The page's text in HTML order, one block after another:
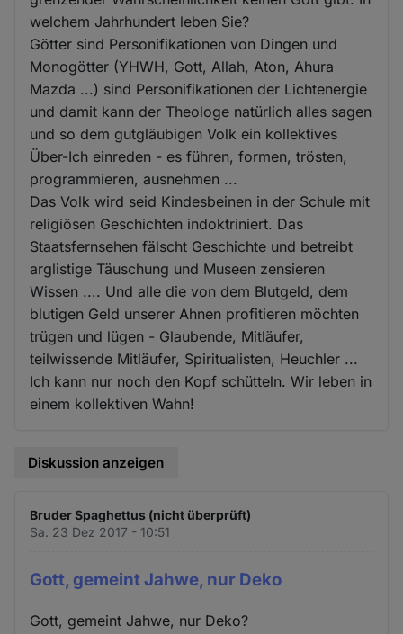
welchem Jahrhundert leben Sie?
Götter sind Personifikationen von Dingen und
Monogötter (YHWH, Gott, Allah, Aton, Ahura
Mazda ...) sind Personifikationen der Lichtenergie
und damit kann der Theologe natürlich alles sagen
und so dem gutgläubigen Volk ein kollektives
Über-Ich einreden - es führen, formen, trösten,
programmieren, ausnehmen ...
Das Volk wird seid Kindesbeinen in der Schule mit
religiösen Geschichten indoktriniert. Das
Staatsfernsehen fälscht Geschichte und betreibt
arglistige Täuschung und Museen zensieren
Wissen .... Und alle die von dem Blutgeld, dem
blutigen Geld unserer Ahnen profitieren möchten
trügen und lügen - Glaubende, Mitläufer,
teilwissende Mitläufer, Spiritualisten, Heuchler ...
Ich kann nur noch den Kopf schütteln. Wir leben in
einem kollektiven Wahn!
Diskussion anzeigen
Bruder Spaghettus (nicht überprüft)
Sa. 23 Dez 2017 - 10:51
Gott, gemeint Jahwe, nur Deko
Gott, gemeint Jahwe, nur Deko?